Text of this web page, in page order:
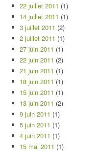
22 juillet 2011 (1)
14 juillet 2011 (1)
3 juillet 2011 (2)
2 juillet 2011 (1)
27 juin 2011 (1)
22 juin 2011 (2)
21 juin 2011 (1)
18 juin 2011 (1)
15 juin 2011 (1)
13 juin 2011 (2)
9 juin 2011 (1)
5 juin 2011 (1)
4 juin 2011 (1)
15 mai 2011 (1)